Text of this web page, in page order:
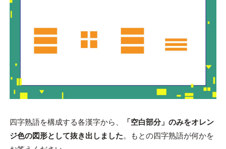
四字熟語を構成する各漢字から、
「空白部分」のみをオレン
ジ色の図形として抜き出しました。もとの四字熟語が何かを